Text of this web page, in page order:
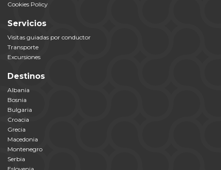
Cookies Policy
Servicios
Visitas guiadas por conductor
Transporte
Excursiones
Destinos
Albania
Bosnia
Bulgaria
Croacia
Grecia
Macedonia
Montenegro
Serbia